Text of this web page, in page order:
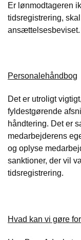
Er lønmodtageren
tidsregistrering,
ansættelsesbeviset.
Personalehåndbog
Det er utroligt
fyldestgørende
håndtering. Det er
medarbejderens
og oplyse
sanktioner, der vil
tidsregistrering.
Hvad kan vi gøre